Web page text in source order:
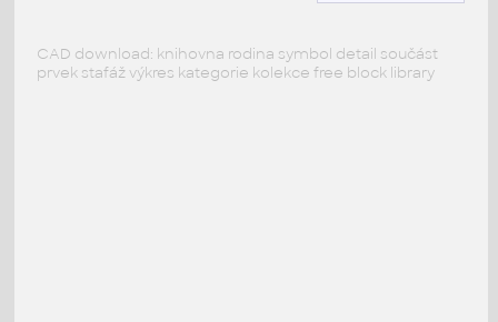
CAD download: knihovna rodina symbol detail součást
prvek stafáž výkres kategorie kolekce free block library